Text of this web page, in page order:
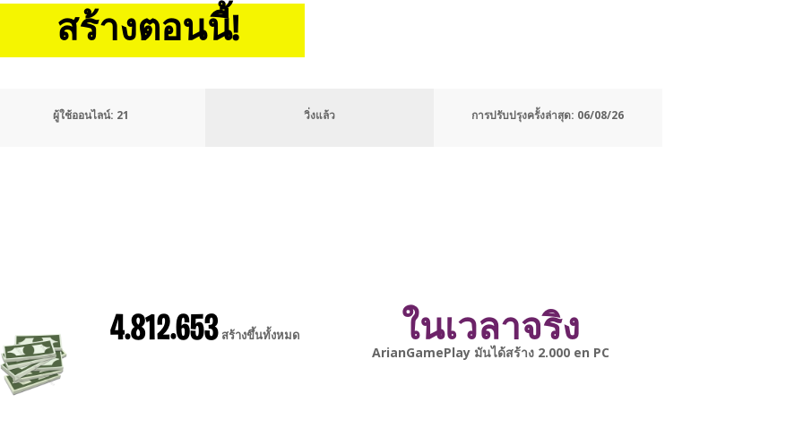
สร้างตอนนี้!
ผู้ใช้ออนไลน์: 21 วิ่งแล้ว การปรับปรุงครั้งล่าสุด: 06/08/26
4.812.653 สร้างขึ้นทั้งหมด ในเวลาจริง
ArianGamePlay มันได้สร้าง 2.000 en PC